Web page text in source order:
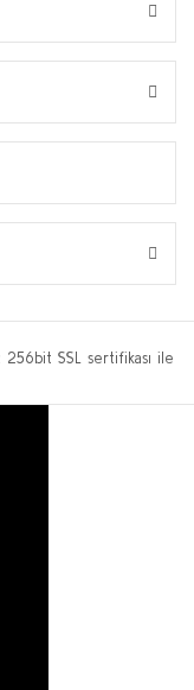
256bit SSL sertifikası ile